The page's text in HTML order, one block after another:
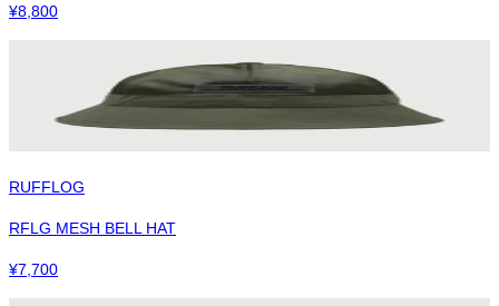
¥8,800
RUFFLOG
RFLG MESH BELL HAT
¥7,700